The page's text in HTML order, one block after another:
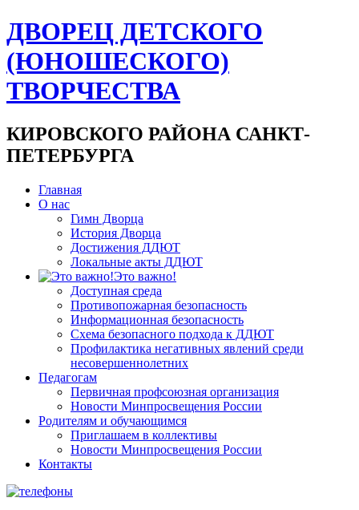
ДВОРЕЦ ДЕТСКОГО
(ЮНОШЕСКОГО)
ТВОРЧЕСТВА
КИРОВСКОГО РАЙОНА САНКТ-
ПЕТЕРБУРГА
Главная
О нас
Гимн Дворца
История Дворца
Достижения ДДЮТ
Локальные акты ДДЮТ
Это важно!
Доступная среда
Противопожарная безопасность
Информационная безопасность
Схема безопасного подхода к ДДЮТ
Профилактика негативных явлений среди
несовершеннолетних
Педагогам
Первичная профсоюзная организация
Новости Минпросвещения России
Родителям и обучающимся
Приглашаем в коллективы
Новости Минпросвещения России
Контакты